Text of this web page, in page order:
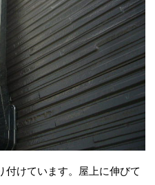
付けています。屋上に伸びて